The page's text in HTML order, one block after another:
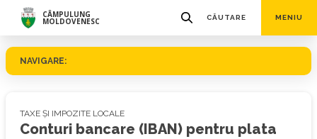
CÂMPULUNG
MOLDOVENESC CĂUTARE MENIU
NAVIGARE:
TAXE ȘI IMPOZITE LOCALE
Conturi bancare (IBAN) pentru plata